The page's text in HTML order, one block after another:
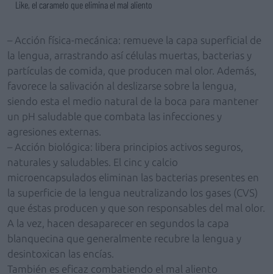
Like, el caramelo que elimina el mal aliento
– Acción física-mecánica: remueve la capa superficial de
la lengua, arrastrando así células muertas, bacterias y
partículas de comida, que producen mal olor. Además,
favorece la salivación al deslizarse sobre la lengua,
siendo esta el medio natural de la boca para mantener
un pH saludable que combata las infecciones y
agresiones externas.
– Acción biológica: libera principios activos seguros,
naturales y saludables. El cinc y calcio
microencapsulados eliminan las bacterias presentes en
la superficie de la lengua neutralizando los gases (CVS)
que éstas producen y que son responsables del mal olor.
A la vez, hacen desaparecer en segundos la capa
blanquecina que generalmente recubre la lengua y
desintoxican las encías.
También es eficaz combatiendo el mal aliento